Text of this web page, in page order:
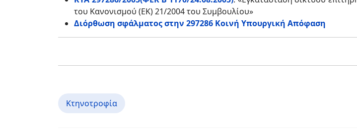
του Κανονισμού (ΕΚ) 21/2004 του Συμβουλίου»
Διόρθωση σφάλματος στην 297286 Κοινή Υπουργική Απόφαση
Κτηνοτροφία